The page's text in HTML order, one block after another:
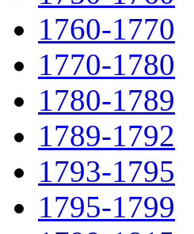
1760-1770
1770-1780
1780-1789
1789-1792
1793-1795
1795-1799